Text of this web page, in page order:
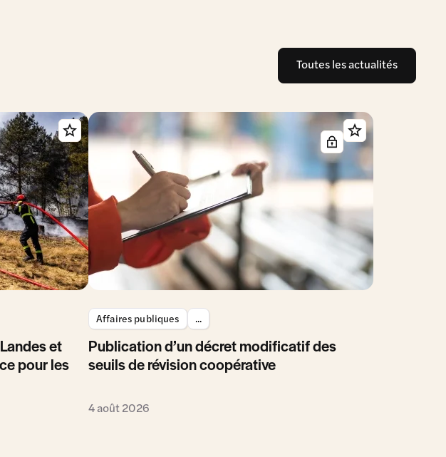
Toutes les actualités
et
pour les
Affaires publiques ...
Publication d’un décret modificatif des
seuils de révision coopérative
4 août 2026